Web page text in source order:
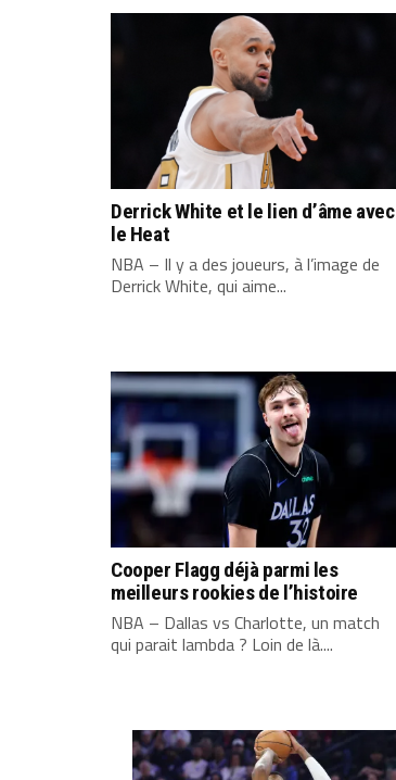
Derrick White et le lien d’âme avec
le Heat
NBA – Il y a des joueurs, à l’image de
Derrick White, qui aime...
Cooper Flagg déjà parmi les
meilleurs rookies de l’histoire
NBA – Dallas vs Charlotte, un match
qui parait lambda ? Loin de là....